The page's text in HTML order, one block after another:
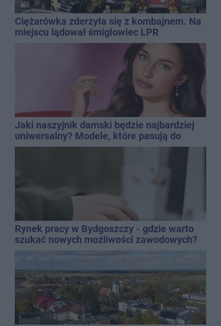
Ciężarówka zderzyła się z kombajnem. Na
miejscu lądował śmigłowiec LPR
Jaki naszyjnik damski będzie najbardziej
uniwersalny? Modele, które pasują do
wielu stylizacji
Rynek pracy w Bydgoszczy - gdzie warto
szukać nowych możliwości zawodowych?